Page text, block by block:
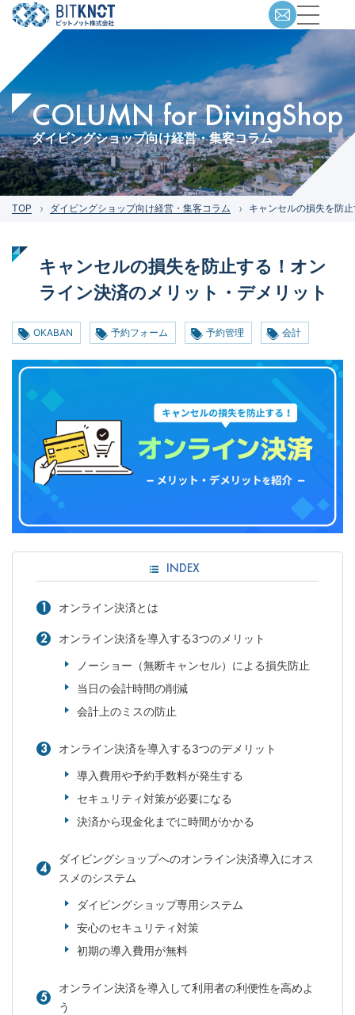
COLUMN for DivingShop
ダイビングショップ向け経営・集客コラム
TOP ダイビングショップ向け経営・集客コラム キャンセルの損失を防
キャンセルの損失を防止する！オン
ライン決済のメリット・デメリット
OKABAN 予約フォーム 予約管理 会計
INDEX
オンライン決済とは
オンライン決済を導入する3つのメリット
ノーショー（無断キャンセル）による損失防止
当日の会計時間の削減
会計上のミスの防止
オンライン決済を導入する3つのデメリット
導入費用や予約手数料が発生する
セキュリティ対策が必要になる
決済から現金化までに時間がかかる
ダイビングショップへのオンライン決済導入にオス
スメのシステム
ダイビングショップ専用システム
安心のセキュリティ対策
初期の導入費用が無料
オンライン決済を導入して利用者の利便性を高めよ
う